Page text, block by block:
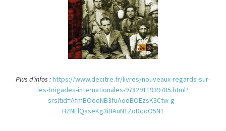
Plus d’infos :https://www.decitre.fr/livres/nouveaux-regards-sur-
les-brigades-internationales-9782911939785.html?
srsltid=AfmBOooNB3fuAooBOEzsK3Ctw-g–
HZNElQaseKg3iBAuN1ZoDqoO5N1